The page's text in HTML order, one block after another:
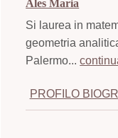
Ales Maria
Si laurea in
geometria
Palermo...
PROFILO